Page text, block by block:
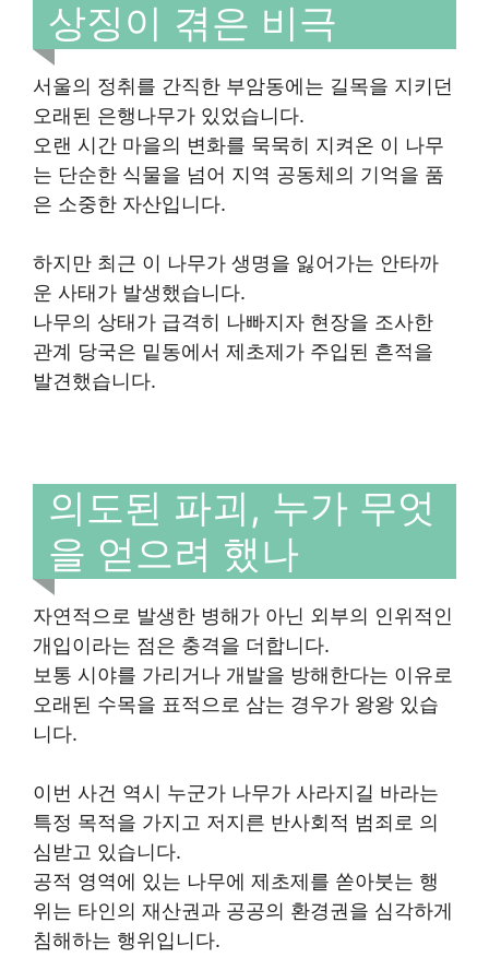
상징이 겪은 비극
서울의 정취를 간직한 부암동에는 길목을 지키던
오래된 은행나무가 있었습니다.
오랜 시간 마을의 변화를 묵묵히 지켜온 이 나무
는 단순한 식물을 넘어 지역 공동체의 기억을 품
은 소중한 자산입니다.
하지만 최근 이 나무가 생명을 잃어가는 안타까
운 사태가 발생했습니다.
나무의 상태가 급격히 나빠지자 현장을 조사한
관계 당국은 밑동에서 제초제가 주입된 흔적을
발견했습니다.
의도된 파괴, 누가 무엇
을 얻으려 했나
자연적으로 발생한 병해가 아닌 외부의 인위적인
개입이라는 점은 충격을 더합니다.
보통 시야를 가리거나 개발을 방해한다는 이유로
오래된 수목을 표적으로 삼는 경우가 왕왕 있습
니다.
이번 사건 역시 누군가 나무가 사라지길 바라는
특정 목적을 가지고 저지른 반사회적 범죄로 의
심받고 있습니다.
공적 영역에 있는 나무에 제초제를 쏟아붓는 행
위는 타인의 재산권과 공공의 환경권을 심각하게
침해하는 행위입니다.